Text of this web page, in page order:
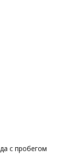
с пробегом